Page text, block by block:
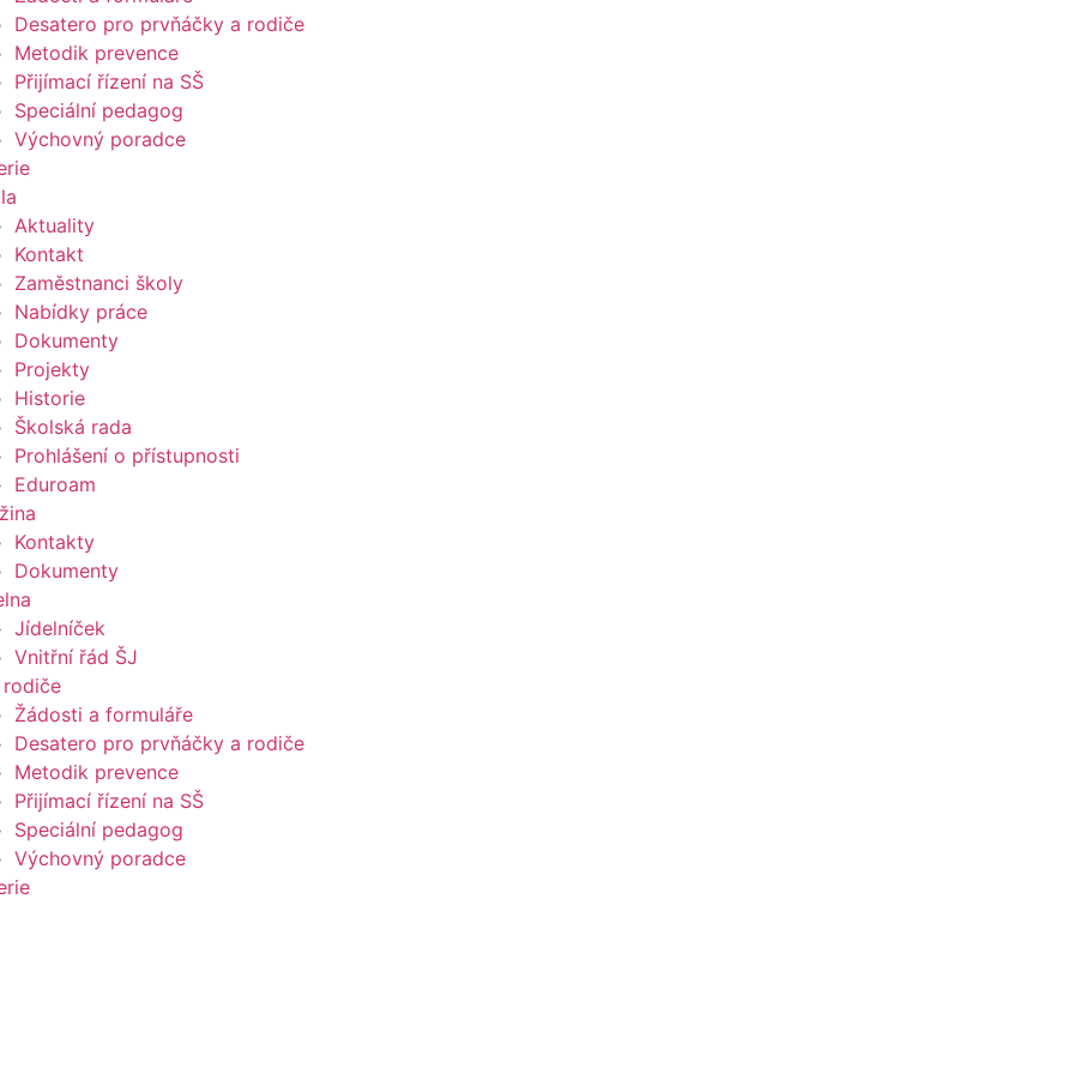
Desatero pro prvňáčky a rodiče
Metodik prevence
Přijímací řízení na SŠ
Speciální pedagog
Výchovný poradce
Aktuality
Kontakt
Zaměstnanci školy
Nabídky práce
Dokumenty
Projekty
Historie
Školská rada
Prohlášení o přístupnosti
Eduroam
Kontakty
Dokumenty
Jídelníček
Vnitřní řád ŠJ
rodiče
Žádosti a formuláře
Desatero pro prvňáčky a rodiče
Metodik prevence
Přijímací řízení na SŠ
Speciální pedagog
Výchovný poradce